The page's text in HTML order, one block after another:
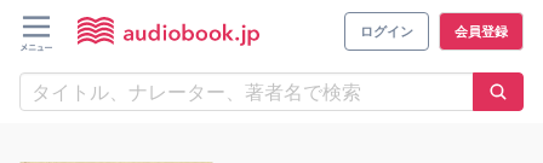
ログイン 会員登録